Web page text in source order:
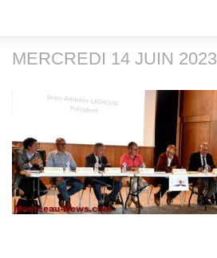
MERCREDI 14 JUIN 2023